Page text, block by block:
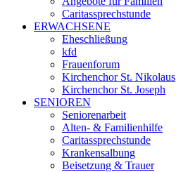
Caritassprechstunde
ERWACHSENE
Eheschließung
kfd
Frauenforum
Kirchenchor St. Nikolaus
Kirchenchor St. Joseph
SENIOREN
Seniorenarbeit
Alten- & Familienhilfe
Caritassprechstunde
Krankensalbung
Beisetzung & Trauer